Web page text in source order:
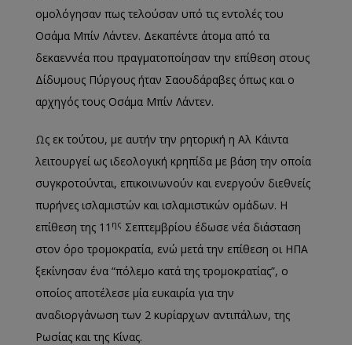
ομολόγησαν πως τελούσαν υπό τις εντολές του
Οσάμα Μπίν Λάντεν. Δεκαπέντε άτομα από τα
δεκαεννέα που πραγματοποίησαν την επίθεση στους
Δίδυμους Πύργους ήταν Σαουδάραβες όπως και ο
αρχηγός τους Οσάμα Μπίν Λάντεν.
Ως εκ τούτου, με αυτήν την ρητορική η Αλ Κάιντα
λειτουργεί ως ιδεολογική κρηπίδα με βάση την οποία
συγκροτούνται, επικοινωνούν και ενεργούν διεθνείς
πυρήνες ισλαμιστών και ισλαμιστικών ομάδων. Η
επίθεση της 11 ης Σεπτεμβρίου έδωσε νέα διάσταση
στον όρο τρομοκρατία, ενώ μετά την επίθεση οι ΗΠΑ
ξεκίνησαν ένα “πόλεμο κατά της τρομοκρατίας”, ο
οποίος αποτέλεσε μία ευκαιρία για την
αναδιοργάνωση των 2 κυρίαρχων αντιπάλων, της
Ρωσίας και της Κίνας.